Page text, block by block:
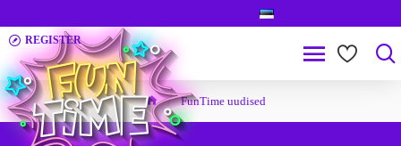
REGISTER
FunTime uudised